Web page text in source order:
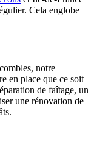
Cela englobe
notre
en place que ce soit
de faîtage, un
une rénovation de